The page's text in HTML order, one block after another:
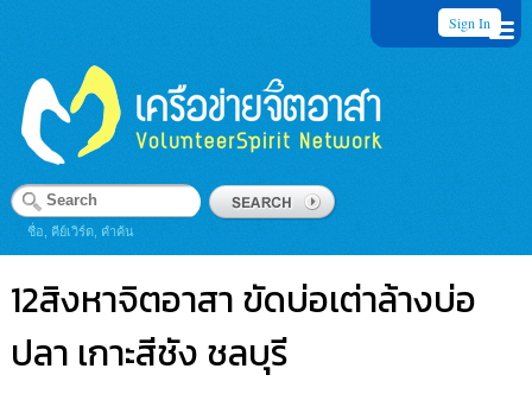
Sign In
ชื่อ, คีย์เวิร์ด, คำค้น
12สิงหาจิตอาสา ขัดบ่อเต่าล้างบ่อ
ปลา เกาะสีชัง ชลบุรี